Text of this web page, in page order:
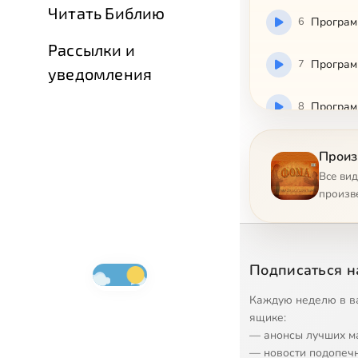
Читать Библию
Рассылки и
уведомления
6
7
8
9
10
12
Все
Подписаться
Каждую неделю в
ящике:
— анонсы лучших
— новости